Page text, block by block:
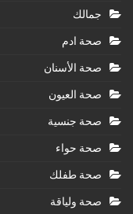
جمالك
صحة ادم
صحة الأسنان
صحة العيون
صحة جنسية
صحة حواء
صحة طفلك
صحة ولياقة